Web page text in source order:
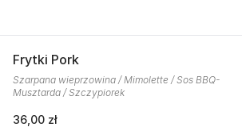
Frytki Pork
Szarpana wieprzowina / Mimolette / Sos BBQ-
Musztarda / Szczypiorek
36,00 zł